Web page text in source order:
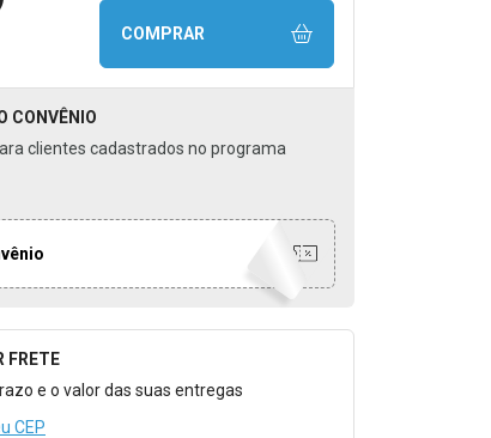
COMPRAR
CONVÊNIO
clientes cadastrados no programa
Calcular o Frete
FRETE
e o valor das suas entregas
CEP